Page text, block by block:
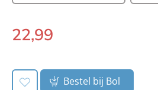
Gebonden:
22,99
Bestel bij Bol